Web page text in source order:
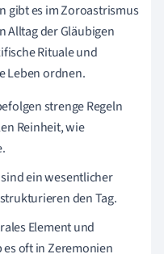
gibt es im Zoroastrismus
Alltag der Gläubigen
Rituale und
Leben ordnen.
strenge Regeln
Reinheit, wie
ein wesentlicher
den Tag.
Element und
oft in Zeremonien